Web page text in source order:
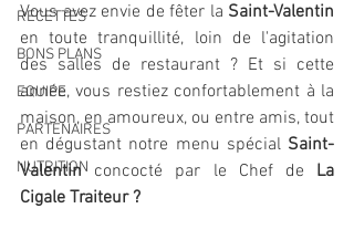
RECETTES
BONS PLANS
EQUIPE
PARTENAIRES
NUTRITION
Vous avez envie de fêter la Saint-Valentin
en toute tranquillité, loin de l'agitation
des salles de restaurant ? Et si cette
année, vous restiez confortablement à la
maison, en amoureux, ou entre amis, tout
en dégustant notre menu spécial Saint-
Valentin concocté par le Chef de La
Cigale Traiteur ?